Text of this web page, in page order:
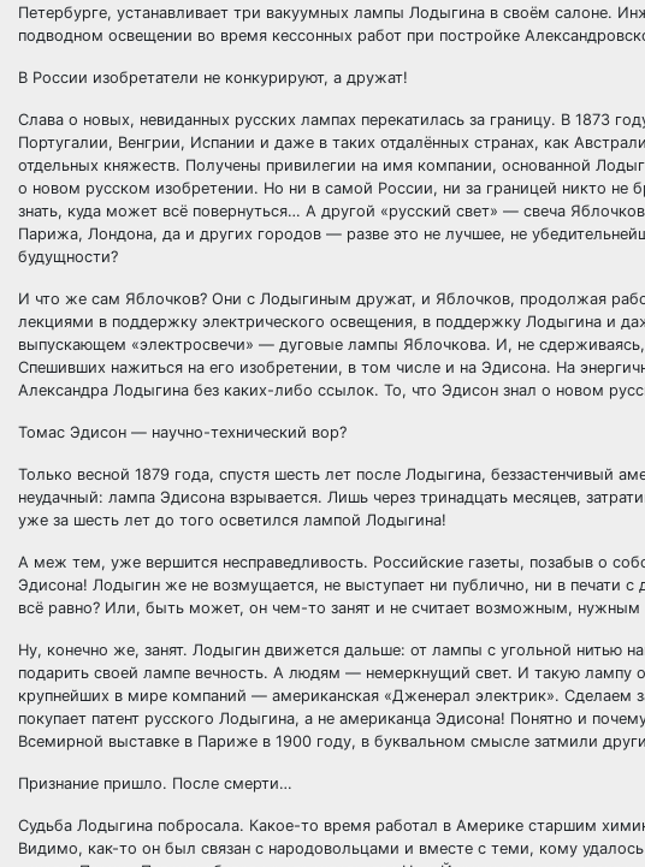
Петербурге, устанавливает три вакуумных лампы Лодыгина в своём салоне.
подводном освещении во время кессонных работ при постройке
В России изобретатели не конкурируют, а дружат!
Слава о новых, невиданных русских лампах перекатилась за границу. В 1873
Португалии, Венгрии, Испании и даже в таких отдалённых странах, как
отдельных княжеств. Получены привилегии на имя компании, основанной
о новом русском изобретении. Но ни в самой России, ни за границей никто не
знать, куда может всё повернуться… А другой «русский свет» — свеча
Парижа, Лондона, да и других городов — разве это не лучшее, не
будущности?
И что же сам Яблочков? Они с Лодыгиным дружат, и Яблочков, продолжая
лекциями в поддержку электрического освещения, в поддержку Лодыгина и
выпускающем «электросвечи» — дуговые лампы Яблочкова. И, не
Спешивших нажиться на его изобретении, в том числе и на Эдисона. На
Александра Лодыгина без каких-либо ссылок. То, что Эдисон знал о новом
Томас Эдисон — научно-технический вор?
Только весной 1879 года, спустя шесть лет после Лодыгина, беззастенчивый
неудачный: лампа Эдисона взрывается. Лишь через тринадцать месяцев,
уже за шесть лет до того осветился лампой Лодыгина!
А меж тем, уже вершится несправедливость. Российские газеты, позабыв о
Эдисона! Лодыгин же не возмущается, не выступает ни публично, ни в печати
всё равно? Или, быть может, он чем-то занят и не считает возможным, нужным
Ну, конечно же, занят. Лодыгин движется дальше: от лампы с угольной нитью
подарить своей лампе вечность. А людям — немеркнущий свет. И такую лампу
крупнейших в мире компаний — американская «Дженерал электрик». Сделаем
покупает патент русского Лодыгина, а не американца Эдисона! Понятно и
Всемирной выставке в Париже в 1900 году, в буквальном смысле затмили
Признание пришло. После смерти…
Судьба Лодыгина побросала. Какое-то время работал в Америке старшим
Видимо, как-то он был связан с народовольцами и вместе с теми, кому